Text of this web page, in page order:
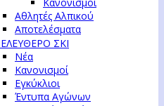
Κανονισμοί
Αθλητές Αλπικού
Αποτελέσματα
ΕΛΕΥΘΕΡΟ ΣΚΙ
Νέα
Κανονισμοί
Εγκύκλιοι
Έντυπα Αγώνων